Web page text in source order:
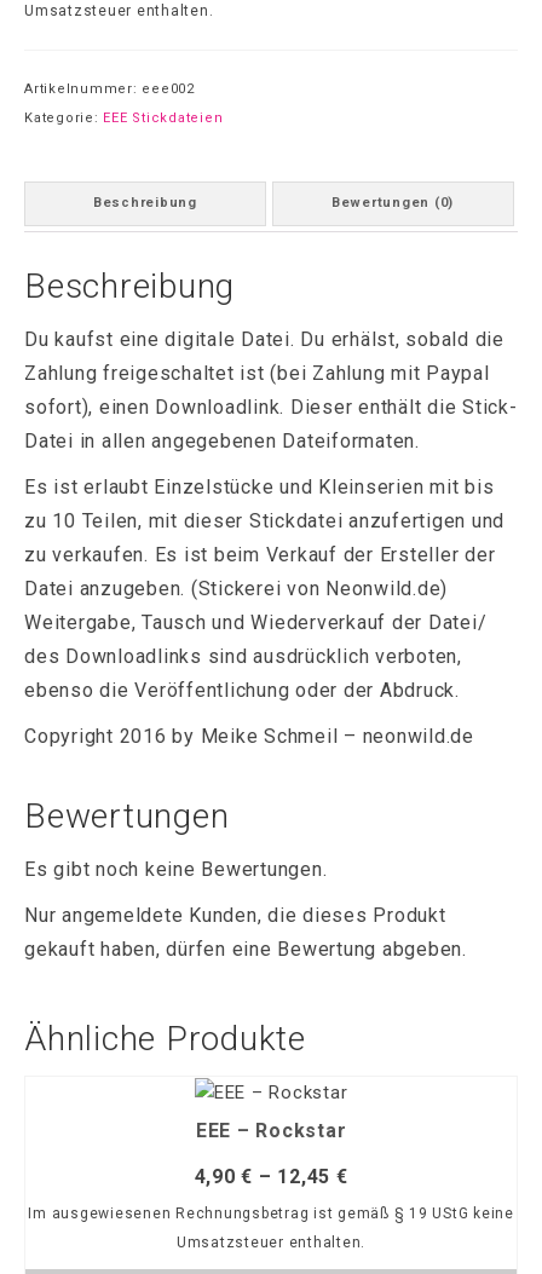
Umsatzsteuer enthalten.
Artikelnummer: eee002
Kategorie: EEE Stickdateien
Beschreibung Bewertungen (0)
Beschreibung
Du kaufst eine digitale Datei. Du erhälst, sobald die
Zahlung freigeschaltet ist (bei Zahlung mit Paypal
sofort), einen Downloadlink. Dieser enthält die Stick-
Datei in allen angegebenen Dateiformaten.
Es ist erlaubt Einzelstücke und Kleinserien mit bis
zu 10 Teilen, mit dieser Stickdatei anzufertigen und
zu verkaufen. Es ist beim Verkauf der Ersteller der
Datei anzugeben. (Stickerei von Neonwild.de)
Weitergabe, Tausch und Wiederverkauf der Datei/
des Downloadlinks sind ausdrücklich verboten,
ebenso die Veröffentlichung oder der Abdruck.
Copyright 2016 by Meike Schmeil – neonwild.de
Bewertungen
Es gibt noch keine Bewertungen.
Nur angemeldete Kunden, die dieses Produkt
gekauft haben, dürfen eine Bewertung abgeben.
Ähnliche Produkte
EEE – Rockstar
4,90€ – 12,45 €
Im ausgewiesenen Rechnungsbetrag ist gemäß § 19 UStG keine
Umsatzsteuer enthalten.